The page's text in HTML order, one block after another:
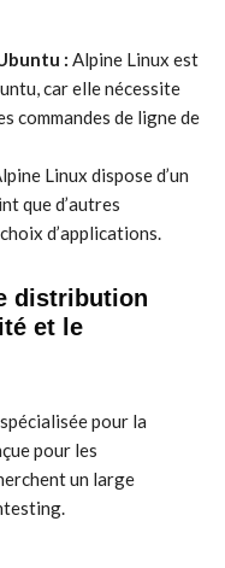
: Alpine Linux est
car elle nécessite
commandes de ligne de
Linux dispose d’un
que d’autres
d’applications.
distribution
et le
pour la
pour les
un large